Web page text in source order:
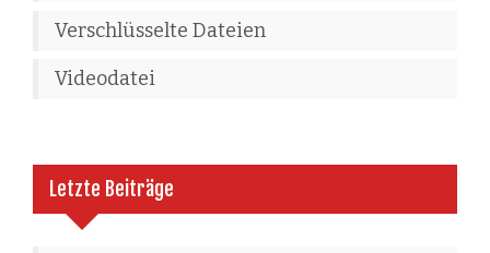
Verschlüsselte Dateien
Videodatei
Letzte Beiträge